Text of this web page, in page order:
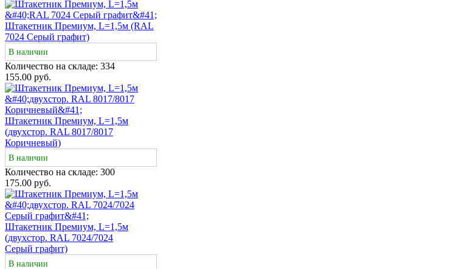
Штакетник Премиум, L=1,5м (RAL
7024 Серый графит)
В наличии
Количество на складе: 334
155.00 руб.
Штакетник Премиум, L=1,5м
(двухстор. RAL 8017/8017
Коричневый)
В наличии
Количество на складе: 300
175.00 руб.
Штакетник Премиум, L=1,5м
(двухстор. RAL 7024/7024
Серый графит)
В наличии